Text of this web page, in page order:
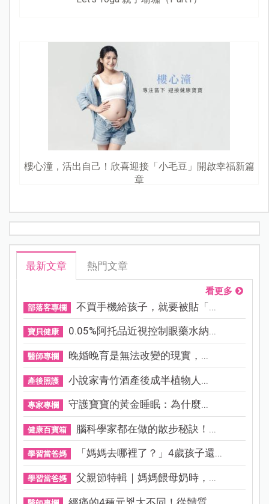
樓心潼，活出自己！欣喜迎接「小毛豆」開啟幸福新篇
章
最新文章 熱門文章
看更多
部落客專欄 不買手機給孩子，就要被貼「...
寶貝健康 0.05%阿托品近視控制眼藥水納...
醫師專欄 晚婚晚育是無法改變的現實，...
產後照護 小說家青竹酒產後成半植物人...
專家專欄 守護寶寶的黃金睡眠：為什麼...
健康百寶箱 腦科學家都在做的散步秘訣！...
學習當爸媽 「媽媽去哪裡了？」4歲孩子還...
學習當爸媽 父親節特輯｜媽媽餵母奶時，...